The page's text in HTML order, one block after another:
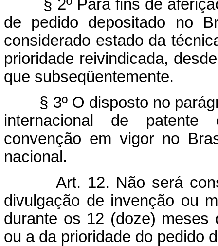
§ 2º Para fins de
de pedido depositado no
considerado estado da
prioridade reivindicada,
que subseqüentemente.
§ 3º O disposto no
internacional de patente
convenção em vigor no
nacional.
Art. 12. Não será
divulgação de invenção ou
durante os 12 (doze) meses
ou a da prioridade do pedido